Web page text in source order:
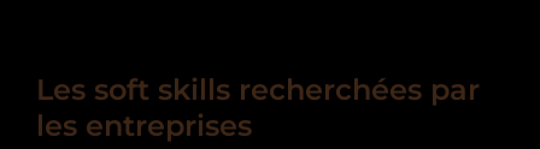
Les soft skills recherchées par
les entreprises